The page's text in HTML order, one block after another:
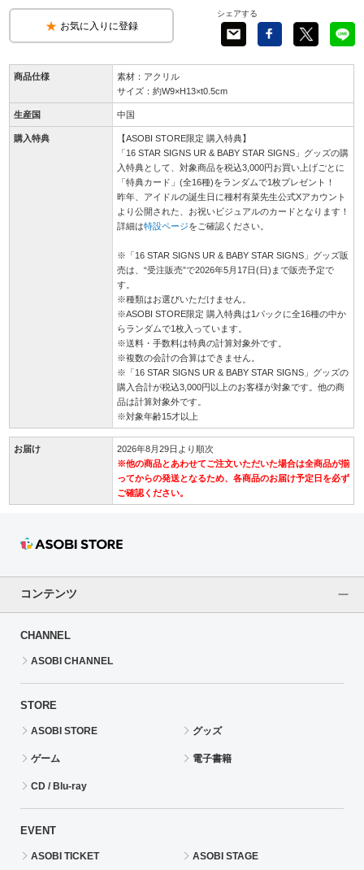
お気に入りに登録
シェアする
商品仕様
素材：アクリル
サイズ：約W9×H13×t0.5cm
生産国 中国
購入特典
【ASOBI STORE限定 購入特典】
「16 STAR SIGNS UR & BABY STAR SIGNS」グッズの購
入特典として、対象商品を税込3,000円お買い上げごとに
「特典カード」(全16種)をランダムで1枚プレゼント！
昨年、アイドルの誕生日に種村有菜先生公式Xアカウント
より公開された、お祝いビジュアルのカードとなります！
詳細は特設ページをご確認ください。
※「16 STAR SIGNS UR & BABY STAR SIGNS」グッズ販
売は、“受注販売”で2026年5月17日(日)まで販売予定で
す。
※種類はお選びいただけません。
※ASOBI STORE限定 購入特典は1パックに全16種の中か
らランダムで1枚入っています。
※送料・手数料は特典の計算対象外です。
※複数の会計の合算はできません。
※「16 STAR SIGNS UR & BABY STAR SIGNS」グッズの
購入合計が税込3,000円以上のお客様が対象です。他の商
品は計算対象外です。
※対象年齢15才以上
お届け
2026年8月29日より順次
※他の商品とあわせてご注文いただいた場合は全商品が揃
ってからの発送となるため、各商品のお届け予定日を必ず
ご確認ください。
コンテンツ
CHANNEL
ASOBI CHANNEL
STORE
ASOBI STORE グッズ
ゲーム 電子書籍
CD / Blu-ray
EVENT
ASOBI TICKET ASOBI STAGE